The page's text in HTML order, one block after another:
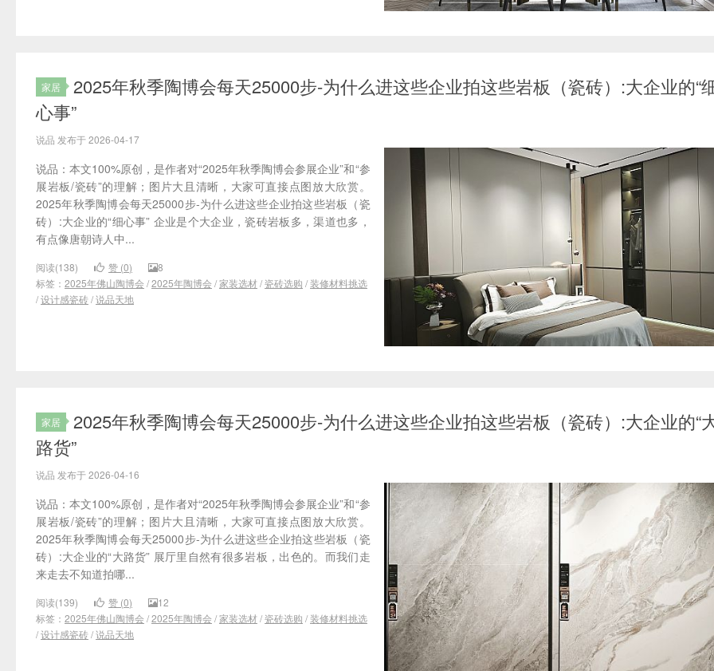
家居
2025年秋季陶博会每天25000步-为什么进这些企业拍这些岩板（瓷砖）:大企业的“
心事”
说品 发布于 2026-04-17
说品：本文100%原创，是作者对“2025年秋季陶博会参展企业”和“参
展岩板/瓷砖”的理解；图片大且清晰，大家可直接点图放大欣赏。
2025年秋季陶博会每天25000步-为什么进这些企业拍这些岩板（瓷
砖）:大企业的“细心事” 企业是个大企业，瓷砖岩板多，渠道也多，
有点像唐朝诗人中...
阅读(138) 赞 (0)
8
标签： 2025年佛山陶博会 /2025年陶博会 /家装选材 /瓷砖选购 /装修材料挑选
/设计感瓷砖/说品天地
家居
2025年秋季陶博会每天25000步-为什么进这些企业拍这些岩板（瓷砖）:大企业的“
路货”
说品 发布于 2026-04-16
说品：本文100%原创，是作者对“2025年秋季陶博会参展企业”和“参
展岩板/瓷砖”的理解；图片大且清晰，大家可直接点图放大欣赏。
2025年秋季陶博会每天25000步-为什么进这些企业拍这些岩板（瓷
砖）:大企业的“大路货” 展厅里自然有很多岩板，出色的。而我们走
来走去不知道拍哪...
阅读(139) 赞 (0)
12
标签： 2025年佛山陶博会 /2025年陶博会 /家装选材 /瓷砖选购 /装修材料挑选
/设计感瓷砖/说品天地